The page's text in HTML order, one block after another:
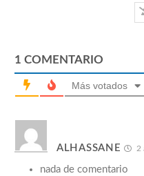
1 COMENTARIO
Más votados
ALHASSANE 2
nada de comentario